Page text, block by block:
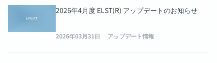
2026年4月度 ELST(R) アップデートのお知らせ
2026年03月31日 アップデート情報